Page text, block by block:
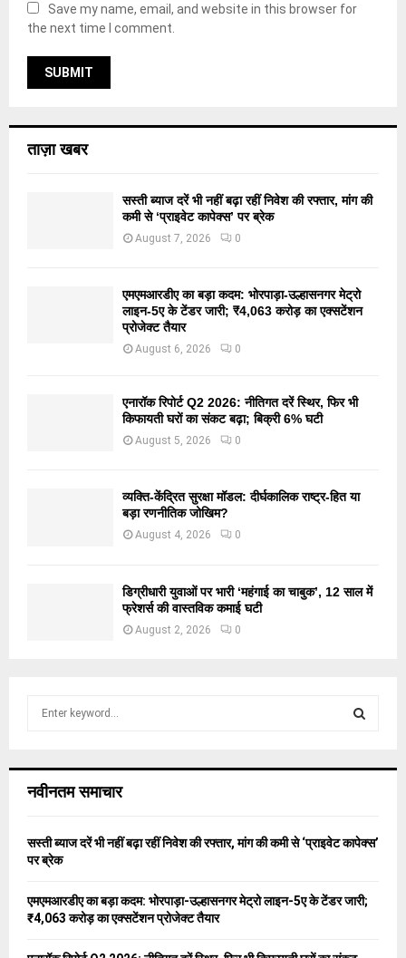
Save my name, email, and website in this browser for
the next time I comment.
ताज़ा खबर
सस्ती ब्याज दरें भी नहीं बढ़ा रहीं निवेश की रफ्तार, मांग की
कमी से ‘प्राइवेट कापेक्स’ पर ब्रेक
August 7, 2026 0
एमएमआरडीए का बड़ा कदम: भोरपाड़ा-उल्हासनगर मेट्रो
लाइन-5ए के टेंडर जारी; ₹4,063 करोड़ का एक्सटेंशन
प्रोजेक्ट तैयार
August 6, 2026 0
एनारॉक रिपोर्ट Q2 2026: नीतिगत दरें स्थिर, फिर भी
किफायती घरों का संकट बढ़ा; बिक्री 6% घटी
August 5, 2026 0
व्यक्ति-केंद्रित सुरक्षा मॉडल: दीर्घकालिक राष्ट्र-हित या
बड़ा रणनीतिक जोखिम?
August 4, 2026 0
डिग्रीधारी युवाओं पर भारी ‘महंगाई का चाबुक’, 12 साल में
फ्रेशर्स की वास्तविक कमाई घटी
August 2, 2026 0
h
o
r
C
नवीनतम समाचार
सस्ती ब्याज दरें भी नहीं बढ़ा रहीं निवेश की रफ्तार, मांग की कमी से ‘प्राइवेट कापेक्स’
पर ब्रेक
एमएमआरडीए का बड़ा कदम: भोरपाड़ा-उल्हासनगर मेट्रो लाइन-5ए के टेंडर जारी;
₹4,063 करोड़ का एक्सटेंशन प्रोजेक्ट तैयार